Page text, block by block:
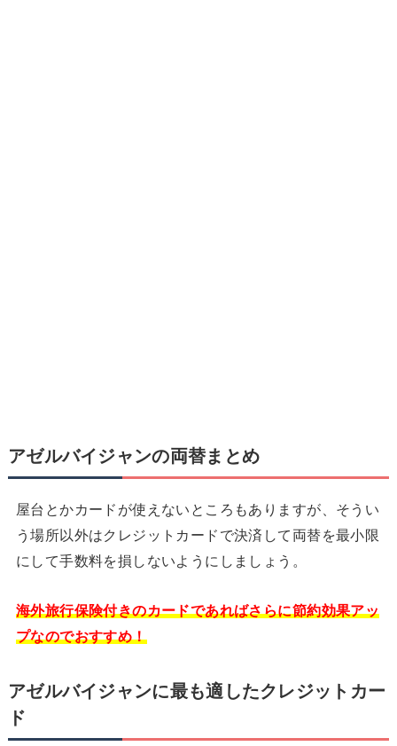
アゼルバイジャンの両替まとめ
屋台とかカードが使えないところもありますが、そうい
う場所以外はクレジットカードで決済して両替を最小限
にして手数料を損しないようにしましょう。
海外旅行保険付きのカードであればさらに節約効果アッ
プなのでおすすめ！
アゼルバイジャンに最も適したクレジットカー
ド